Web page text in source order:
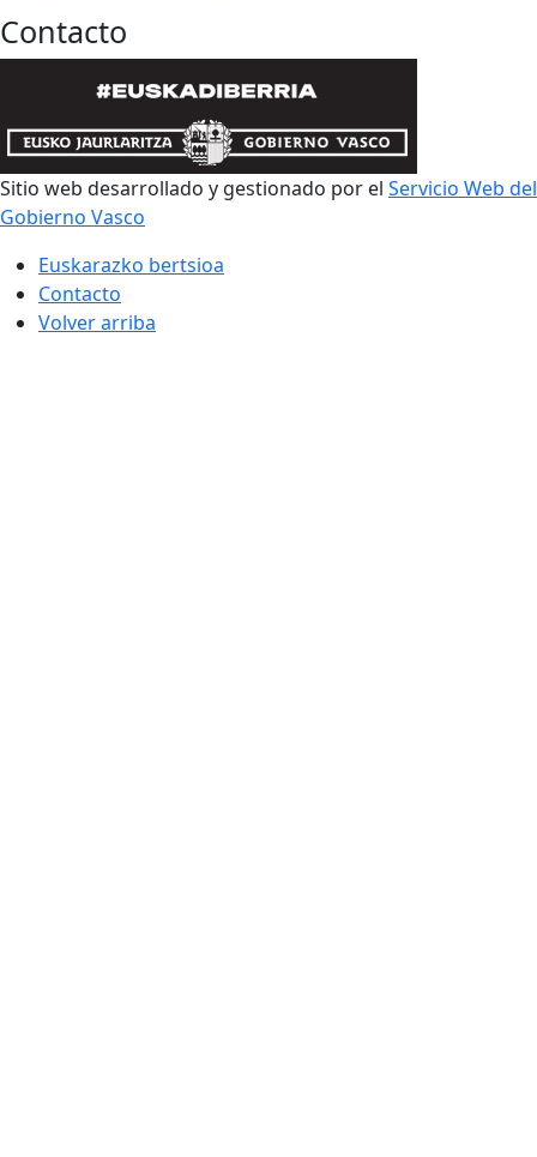
Contacto
Sitio web desarrollado y gestionado por el Servicio Web del
Gobierno Vasco
Euskarazko bertsioa
Contacto
Volver arriba